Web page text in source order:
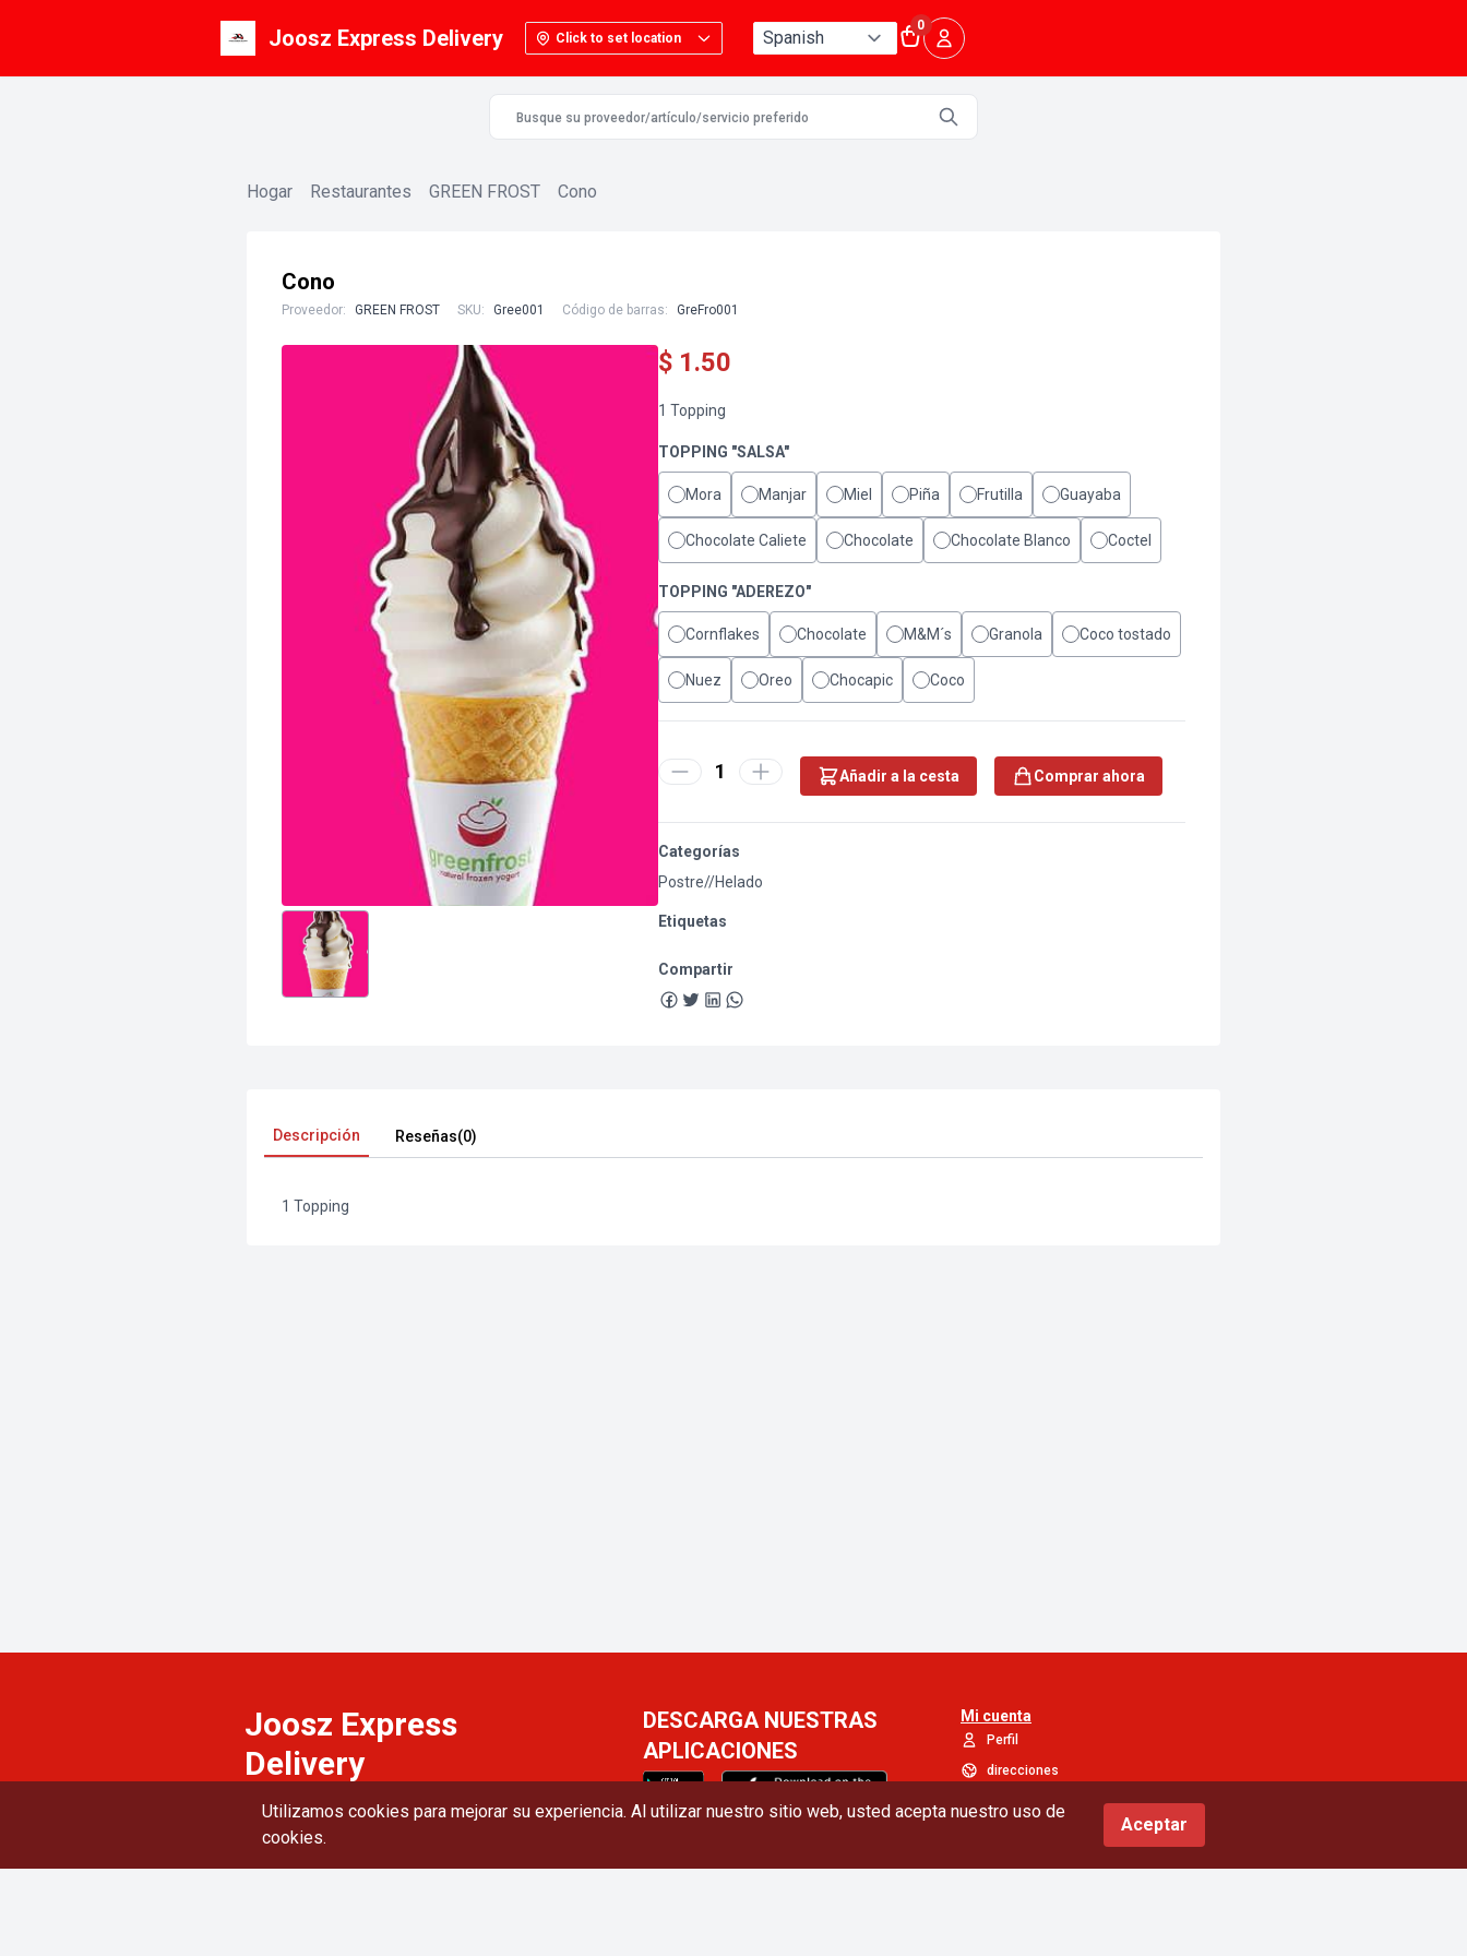
Joosz Express Delivery Click to set location
0
Hogar Restaurantes GREEN FROST Cono
Cono
Proveedor: GREEN FROST SKU: Gree001 Código de barras: GreFro001
$ 1.50
1 Topping
TOPPING "SALSA"
Mora Manjar Miel Piña Frutilla Guayaba
Chocolate Caliete Chocolate Chocolate Blanco Coctel
TOPPING "ADEREZO"
Cornflakes Chocolate M&M´s Granola Coco tostado
Nuez Oreo Chocapic Coco
1 Añadir a la cesta Comprar ahora
Categorías
Postre//Helado
Etiquetas
Compartir
Descripción Reseñas(0)
1 Topping
Joosz Express
Delivery
BOLETIN INFORMATIVO
Suscríbete a nuestro boletín para recibir las
DESCARGA NUESTRAS
APLICACIONES
Mi cuenta
Perfil
direcciones
Conviértete en vendedor
Utilizamos cookies para mejorar su experiencia. Al utilizar nuestro sitio web, usted acepta nuestro uso de
cookies.
Aceptar